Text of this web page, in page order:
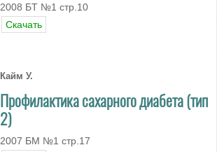
2008 БT №1 стр.10
Скачать
Кайм У.
Профилактика сахарного диабета (тип
2)
2007 БМ №1 стр.17